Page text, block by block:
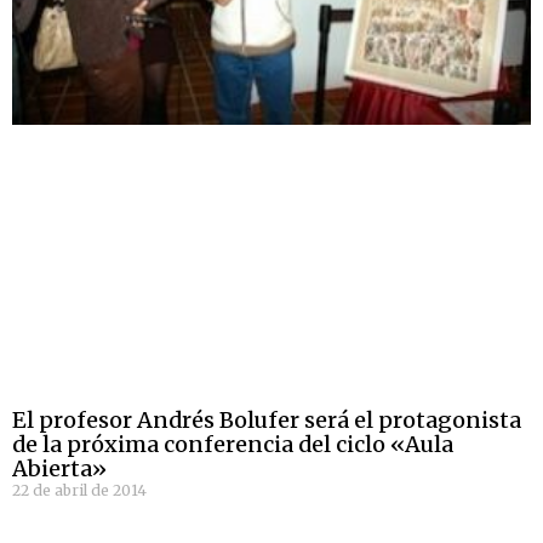
El profesor Andrés Bolufer será el protagonista
de la próxima conferencia del ciclo «Aula
Abierta»
22 de abril de 2014